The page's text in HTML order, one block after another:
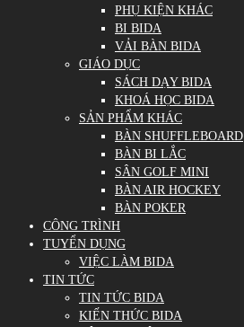
PHỤ KIỆN KHÁC
BI BIDA
VẢI BÀN BIDA
GIÁO DỤC
SÁCH DẠY BIDA
KHOÁ HỌC BIDA
SẢN PHẨM KHÁC
BÀN SHUFFLEBOARD
BÀN BI LẮC
SÂN GOLF MINI
BÀN AIR HOCKEY
BÀN POKER
CÔNG TRÌNH
TUYỂN DỤNG
VIỆC LÀM BIDA
TIN TỨC
TIN TỨC BIDA
KIẾN THỨC BIDA